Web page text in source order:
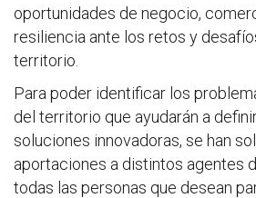
oportunidades de negocio,
resiliencia ante los retos y
territorio.
Para poder identificar los
del territorio que ayudarán a
soluciones innovadoras, se han
aportaciones a distintos agentes
todas las personas que desean